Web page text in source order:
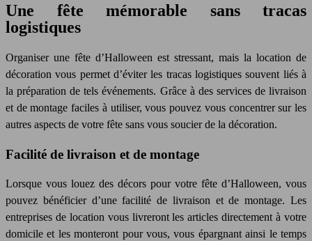
Une fête mémorable sans tracas
logistiques
Organiser une fête d’Halloween est stressant, mais la location de
décoration vous permet d’éviter les tracas logistiques souvent liés à
la préparation de tels événements. Grâce à des services de livraison
et de montage faciles à utiliser, vous pouvez vous concentrer sur les
autres aspects de votre fête sans vous soucier de la décoration.
Facilité de livraison et de montage
Lorsque vous louez des décors pour votre fête d’Halloween, vous
pouvez bénéficier d’une facilité de livraison et de montage. Les
entreprises de location vous livreront lesarticles directement à votre
domicile et les monteront pour vous, vous épargnant ainsi le temps